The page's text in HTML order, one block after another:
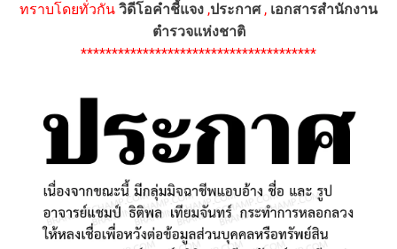
ทราบโดยทั่วกัน วิดีโอคำชี้แจง ,ประกาศ, เอกสารสำนักงาน
ตำรวจแห่งชาติ
**************************************